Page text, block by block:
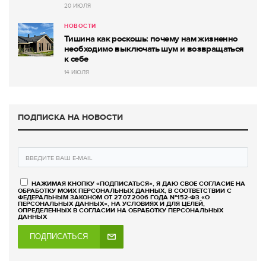
20 ИЮЛЯ
НОВОСТИ
Тишина как роскошь: почему нам жизненно
необходимо выключать шум и возвращаться
к себе
14 ИЮЛЯ
ПОДПИСКА НА НОВОСТИ
НАЖИМАЯ КНОПКУ «ПОДПИСАТЬСЯ», Я ДАЮ СВОЕ СОГЛАСИЕ НА
ОБРАБОТКУ МОИХ ПЕРСОНАЛЬНЫХ ДАННЫХ, В СООТВЕТСТВИИ С
ФЕДЕРАЛЬНЫМ ЗАКОНОМ ОТ 27.07.2006 ГОДА №152-ФЗ «О
ПЕРСОНАЛЬНЫХ ДАННЫХ», НА УСЛОВИЯХ И ДЛЯ ЦЕЛЕЙ,
ОПРЕДЕЛЕННЫХ В СОГЛАСИИ НА ОБРАБОТКУ ПЕРСОНАЛЬНЫХ
ДАННЫХ
ПОДПИСАТЬСЯ